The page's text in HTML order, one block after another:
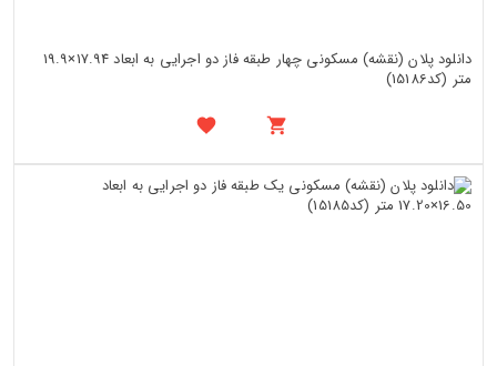
دانلود پلان (نقشه) مسکونی چهار طبقه فاز دو اجرایی به ابعاد 17.94×19.9
متر (کد15186)